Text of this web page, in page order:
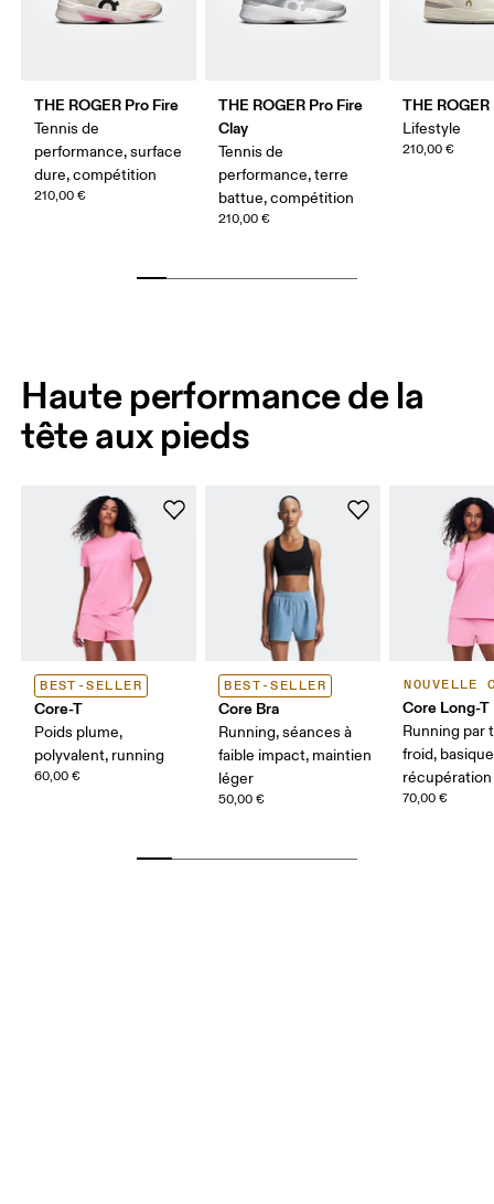
THE ROGER Pro Fire
Tennis de
performance, surface
dure, compétition
210,00 €
THE ROGER Pro Fire
Clay
Tennis de
performance, terre
battue, compétition
210,00 €
THE
Lifestyle
210,00 €
Haute performance de la
tête aux pieds
BEST-SELLER
Core-T
Poids plume,
polyvalent, running
60,00 €
BEST-SELLER
Core Bra
Running, séances à
faible impact, maintien
léger
50,00 €
NOUVELLE
Core Long-T
Running par
froid,
récupération
70,00 €